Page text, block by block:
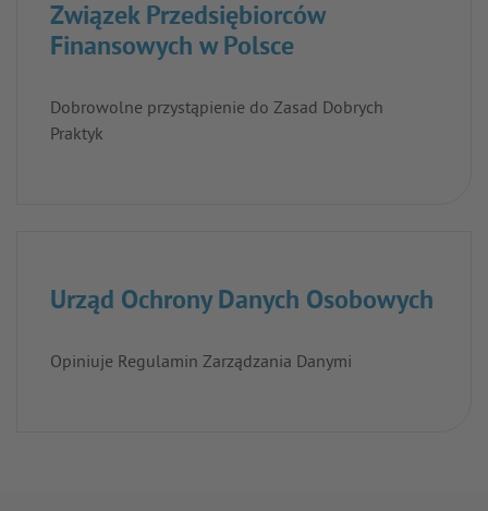
Związek Przedsiębiorców
Finansowych w Polsce
Dobrowolne przystąpienie do Zasad Dobrych
Praktyk
Urząd Ochrony Danych Osobowych
Opiniuje Regulamin Zarządzania Danymi